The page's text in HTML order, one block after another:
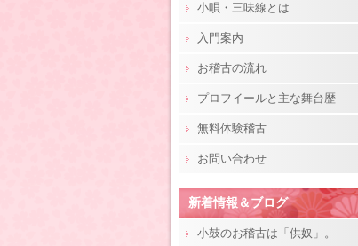
小唄・三味線とは
入門案内
お稽古の流れ
プロフイールと主な舞台歴
無料体験稽古
お問い合わせ
新着情報＆ブログ
小鼓のお稽古は「供奴」。